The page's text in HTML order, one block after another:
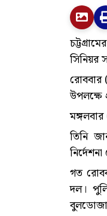
সিনিয়র
রোববার
উপলক্ষে
তিনি
গত
দল।